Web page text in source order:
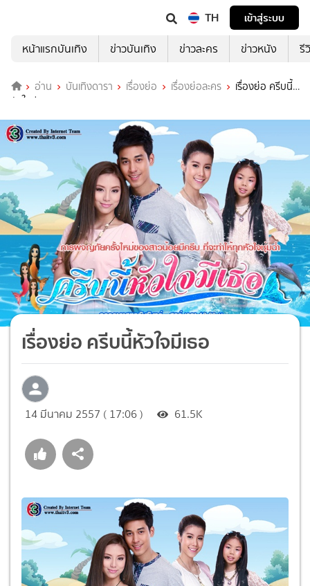
TH
เข้าสู่ระบบ
หน้าแรกบันเทิง
ข่าวบันเทิง ข่าวละคร ข่าวหนัง รี
อ่าน บันเทิงดารา เรื่องย่อ เรื่องย่อละคร
เรื่องย่อ ครีบนี้
หัวใจมีเธอ
เรื่องย่อ ครีบนี้หัวใจมีเธอ
14 มีนาคม 2557 ( 17:06 ) 61.5K